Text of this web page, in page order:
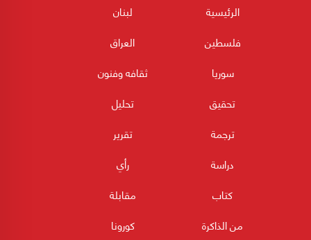
الرئيسية
لبنان
فلسطين
العراق
سوريا
ثقافه وفنون
تحقيق
تحليل
ترجمة
تقرير
دراسة
رأي
كتاب
مقابلة
من الذاكرة
كورونا